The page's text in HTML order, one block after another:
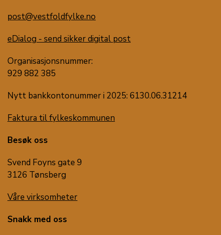
post@vestfoldfylke.no
eDialog - send sikker digital post
Organisasjonsnummer:
929 882 385
Nytt bankkontonummer i 2025: 6130.06.31214
Faktura til fylkeskommunen
Besøk oss
Svend Foyns gate 9
3126 Tønsberg
Våre virksomheter
Snakk med oss